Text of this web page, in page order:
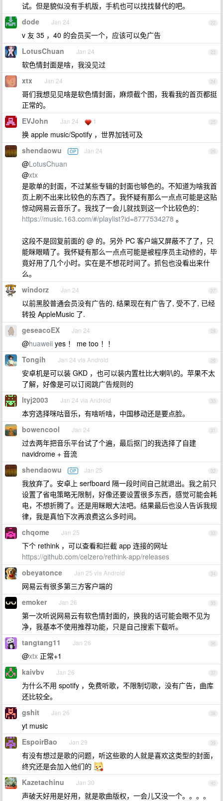
试。但是貌似没有手机版，手机也可以找找替代的吧。
22
dode Jan 24
v 友 35 ，40 的会员买一个，应该可以免广告
23
LotusChuan Jan 24
软色情封面是啥，我没见过
24
xtx Jan 24
哥们我想见见啥是软色情封面，麻烦截个图，我看我的首页都挺
正常的。
25
EVJohn Jan 24 1
换 apple music/Spotify ，世界加钱可及
26
shendaowu OP Jan 24
@LotusChuan
@xtx
是歌单的封面，不过某些专辑的封面也够色的。不知道为啥我首
页上刷不出来比较色的东西了。我怀疑有那么一点点可能是这贴
惊动网易云音乐了。我找了一会儿就找到这一个比较色的：
https://music.163.com/#/playlist?id=8777534278 。
这段不是回复前面的 @ 的。另外 PC 客户端又屏蔽不了了，只
能眯眼睛了。我怀疑有那么一点点可能是被程序员主动修的，毕
竟好用了几个小时。实在是不想花时间了。抓包也没看出来什
么。
27
windorz Jan 24
以前黑胶普通会员没有广告的, 结果现在有广告了, 受不了, 已经
转投 AppleMusic 了.
28
geseacoEX Jan 24
@huaweii yes ！ me too ！！
29
Tongih Jan 24 via Android
安卓机是可以装 GKD ，也可以装内置杜比大喇叭的。苹果不太
了解，好像是可以订阅跳广告规则的
30
ltyj2003 Jan 24 via Android
本穷选择咪咕音乐，有啥听啥，中国移动还是要点脸。
31
bowencool Jan 24
过去两年把音乐平台试了个遍，最后抠门的我选择了自建
navidrome + 音流
32
shendaowu OP Jan 25
我放弃了。安卓上 serfboard 隔一段时间自己就退出。我之前只
设置了省电策略无限制，好像还要设置很多东西，感觉可能会耗
电，不想折腾了。还是用眯眼大法吧。结果最后也没人告诉我规
律，我是真怕下次再浪费这么多时间。
33
chqome Jan 25
下个 rethink ，可以查看和拦截 app 连接的网址
https://github.com/celzero/rethink-app/releases
34
obeyatonce Jan 25 via Android
网易云有很多第三方客户端的
35
emoker Jan 26
第一次听说网易云有软色情封面的，换我的话可能会眼不见为
净，我基本不使用推荐功能，只是自己搜索下载听。
36
tangtang11 Jan 26
@xtx 正常+1
37
kaivbv Jan 26
为什么不用 spotify ，免费听歌，不限制切歌，没有广告，曲库
还比较全。
38
gshit Jan 26
yt music
39
EspoirBao Jan 29
有没有想过是歌的问题，听这些歌的人就是喜欢这类型的封面，
终究还是会加入他们的
40
Kazetachinu Jan 30
声破天好用是好用，就是歌曲版权，一会儿又没一个。。。。